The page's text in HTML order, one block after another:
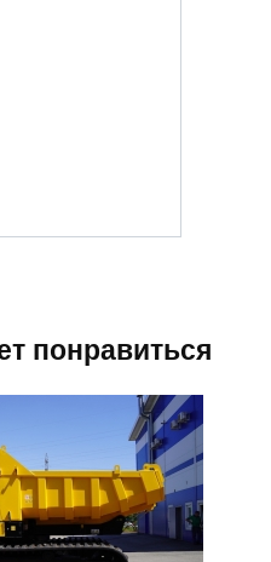
понравиться